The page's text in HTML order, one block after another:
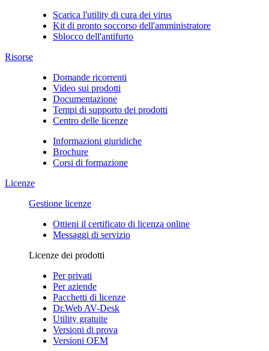
Scarica l'utility di cura dei virus
Kit di pronto soccorso dell'amministratore
Sblocco dell'antifurto
Risorse
Domande ricorrenti
Video sui prodotti
Documentazione
Tempi di supporto dei prodotti
Centro delle licenze
Informazioni giuridiche
Brochure
Corsi di formazione
Licenze
Gestione licenze
Ottieni il certificato di licenza online
Messaggi di servizio
Licenze dei prodotti
Per privati
Per aziende
Pacchetti di licenze
Dr.Web AV-Desk
Utility gratuite
Versioni di prova
Versioni OEM